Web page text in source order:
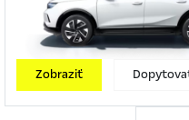
Zobraziť